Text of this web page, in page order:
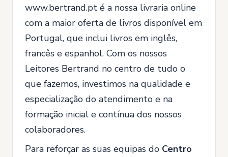
www.bertrand.pt é a nossa livraria online
com a maior oferta de livros disponível em
Portugal, que inclui livros em inglês,
francês e espanhol. Com os nossos
Leitores Bertrand no centro de tudo o
que fazemos, investimos na qualidade e
especialização do atendimento e na
formação inicial e contínua dos nossos
colaboradores.
Para reforçar as suas equipas do Centro